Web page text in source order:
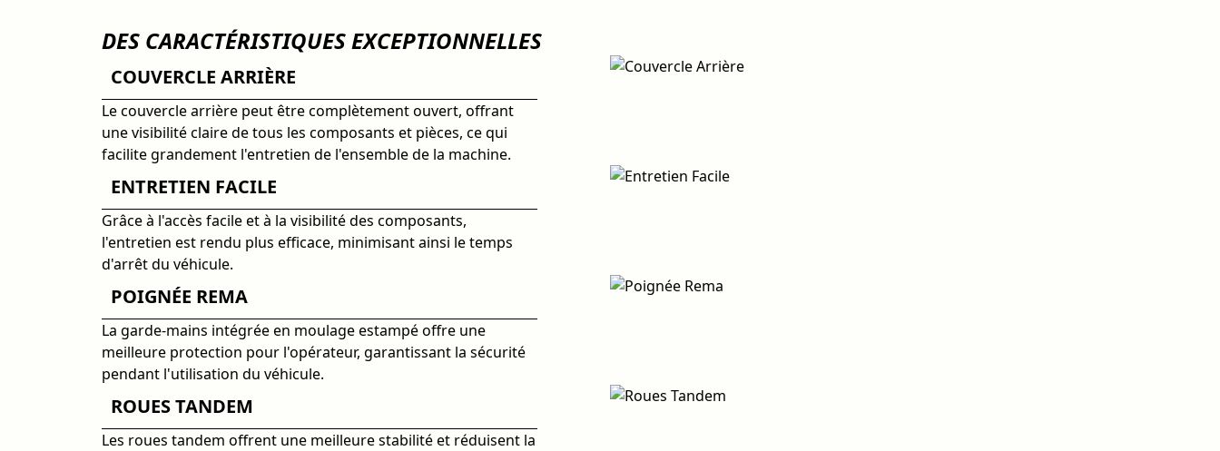
DES CARACTÉRISTIQUES EXCEPTIONNELLES
COUVERCLE ARRIÈRE
Le couvercle arrière peut être complètement ouvert, offrant
une visibilité claire de tous les composants et pièces, ce qui
facilite grandement l'entretien de l'ensemble de la machine.
ENTRETIEN FACILE
Grâce à l'accès facile et à la visibilité des composants,
l'entretien est rendu plus efficace, minimisant ainsi le temps
d'arrêt du véhicule.
POIGNÉE REMA
La garde-mains intégrée en moulage estampé offre une
meilleure protection pour l'opérateur, garantissant la sécurité
pendant l'utilisation du véhicule.
ROUES TANDEM
Les roues tandem offrent une meilleure stabilité et réduisent la